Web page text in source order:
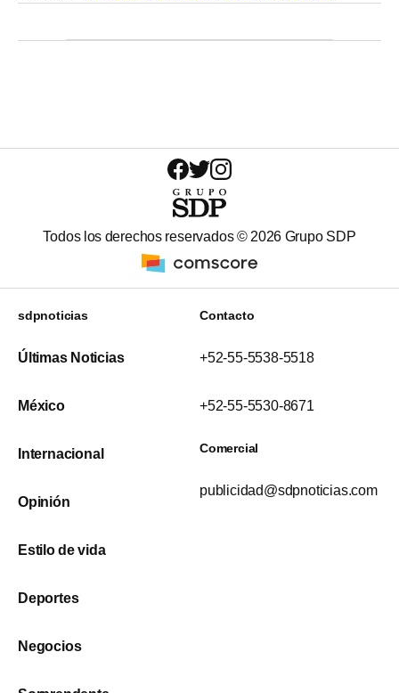
Todos los derechos reservados © 2026 Grupo SDP
sdpnoticias
Últimas Noticias
México
Internacional
Opinión
Estilo de vida
Deportes
Negocios
Contacto
+52-55-5538-5518
+52-55-5530-8671
Comercial
publicidad@sdpnoticias.com